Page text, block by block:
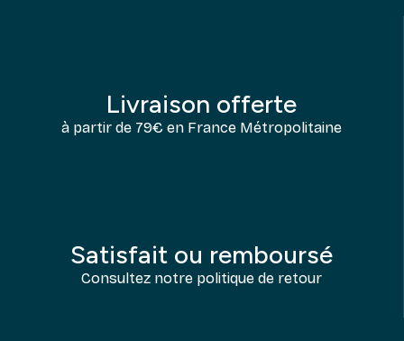
Livraison offerte
à partir de 79€ en France Métropolitaine
Satisfait ou remboursé
Consultez notre politique de retour